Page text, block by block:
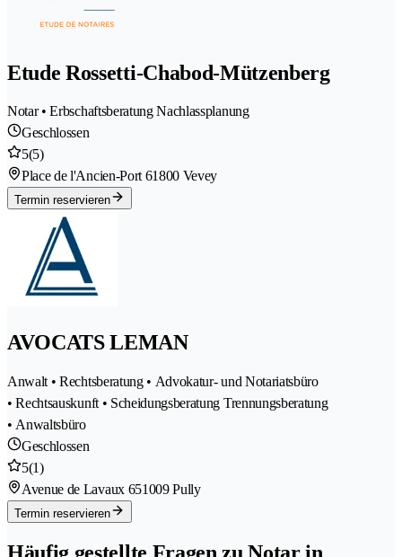
Etude Rossetti-Chabod-Mützenberg
Notar • Erbschaftsberatung Nachlassplanung
Geschlossen
5(5)
Place de l'Ancien-Port 61800 Vevey
Termin reservieren
AVOCATS LEMAN
Anwalt • Rechtsberatung • Advokatur- und Notariatsbüro
• Rechtsauskunft • Scheidungsberatung Trennungsberatung
• Anwaltsbüro
Geschlossen
5(1)
Avenue de Lavaux 651009 Pully
Termin reservieren